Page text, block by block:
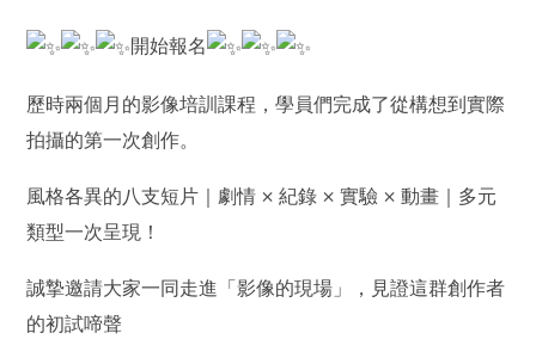
開始報名
歷時兩個月的影像培訓課程，學員們完成了從構想到實際
拍攝的第一次創作。
風格各異的八支短片｜劇情 × 紀錄 × 實驗 × 動畫｜多元
類型一次呈現！
誠摯邀請大家一同走進「影像的現場」，見證這群創作者
的初試啼聲